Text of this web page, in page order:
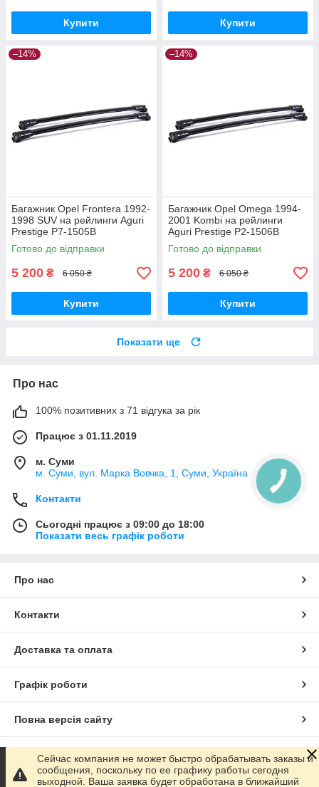
Купити Купити
–14%
Багажник Opel Frontera 1992-
1998 SUV на рейлинги Aguri
Prestige P7-1505B
Готово до відправки
5 200 ₴ 6 050 ₴
Купити
–14%
Багажник Opel Omega 1994-
2001 Kombi на рейлинги
Aguri Prestige P2-1506B
Готово до відправки
5 200 ₴ 6 050 ₴
Купити
Показати ще
Про нас
100% позитивних з 71 відгука за рік
Працює з 01.11.2019
м. Суми
м. Суми, вул. Марка Вовчка, 1, Суми, Україна
Контакти
Сьогодні працює з 09:00 до 18:00
Показати весь графік роботи
Про нас
Контакти
Доставка та оплата
Графік роботи
Повна версія сайту
Сайт створено на маркетплейсі Prom.ua
Сейчас компания не может быстро обрабатывать заказы и
сообщения, поскольку по ее графику работы сегодня
выходной. Ваша заявка будет обработана в ближайший